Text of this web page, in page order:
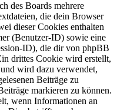
des Boards mehrere
die dein Browser
dieser Cookies enthalten
(Benutzer-ID) sowie eine
ID), die dir von phpBB
drittes Cookie wird erstellt,
wird dazu verwendet,
Beiträge zu
markieren zu können.
wenn Informationen an